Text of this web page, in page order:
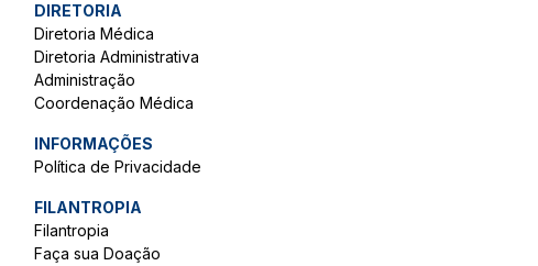
DIRETORIA
Diretoria Médica
Diretoria Administrativa
Administração
Coordenação Médica
INFORMAÇÕES
Política de Privacidade
FILANTROPIA
Filantropia
Faça sua Doação